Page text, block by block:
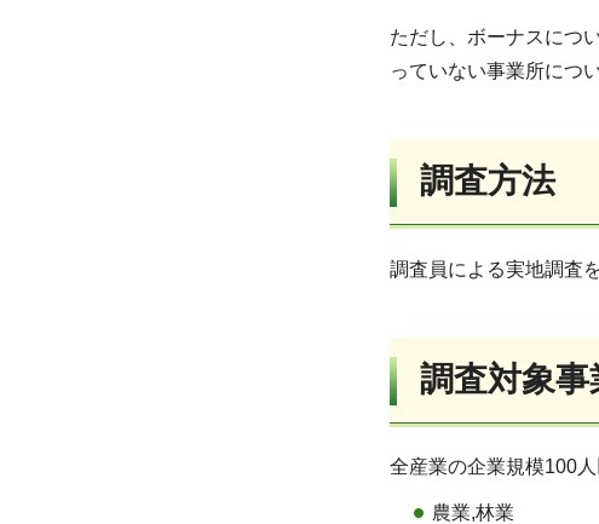
ただし、ボーナスにつ
っていない事業所につ
調査方法
調査員による実地調査
調査対象事
全産業の企業規模100
農業,林業